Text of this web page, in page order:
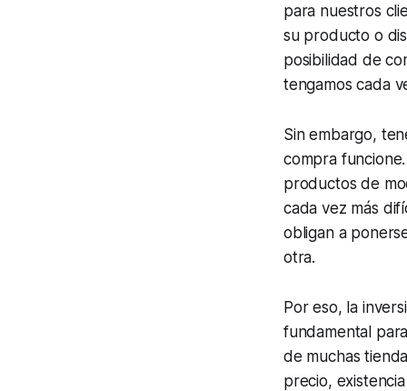
para nuestros
su producto o
posibilidad de
tengamos cada
Sin embargo,
compra
productos de
cada vez más
obligan a
otra.
Por eso, la
fundamental
de muchas
precio,